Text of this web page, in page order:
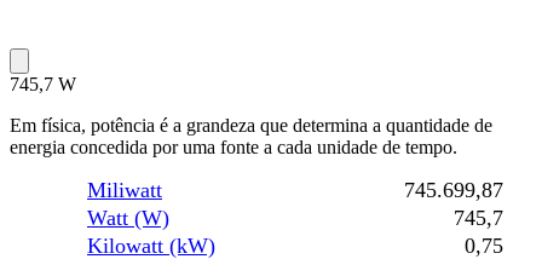
745,7 W
Em física, potência é a grandeza que determina a quantidade de
energia concedida por uma fonte a cada unidade de tempo.
Miliwatt
745.699,87
Watt (W)
745,7
Kilowatt (kW)
0,75